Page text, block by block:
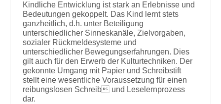
Kindliche Entwicklung ist stark an Erlebnisse und
Bedeutungen gekoppelt. Das Kind lernt stets
ganzheitlich, d.h. unter Beteiligung
unterschiedlicher Sinneskanäle, Zielvorgaben,
sozialer Rückmeldesysteme und
unterschiedlicher Bewegungserfahrungen. Dies
gilt auch für den Erwerb der Kulturtechniken. Der
gekonnte Umgang mit Papier und Schreibstift
stellt eine wesentliche Voraussetzung für einen
reibungslosen Schreib und Leselernprozess
dar.